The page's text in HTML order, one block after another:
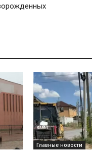
Главные новости